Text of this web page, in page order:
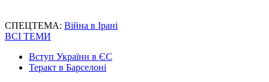
СПЕЦТЕМА: Війна в Ірані
ВСІ ТЕМИ
Вступ України в ЄС
Теракт в Барселоні